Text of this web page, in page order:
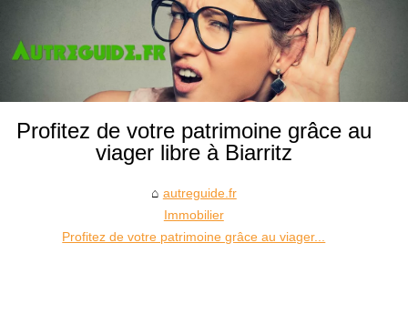
Profitez de votre patrimoine grâce au
viager libre à Biarritz
autreguide.fr
Immobilier
Profitez de votre patrimoine grâce au viager...